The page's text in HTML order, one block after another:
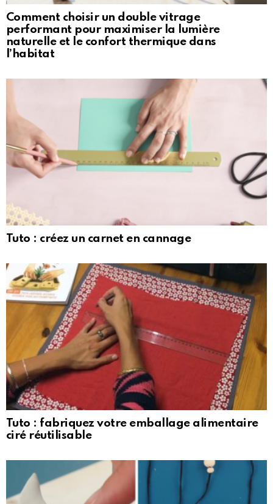
Comment choisir un double vitrage
performant pour maximiser la lumière
naturelle et le confort thermique dans
l’habitat
Tuto : créez un carnet en cannage
Tuto : fabriquez votre emballage alimentaire
ciré réutilisable